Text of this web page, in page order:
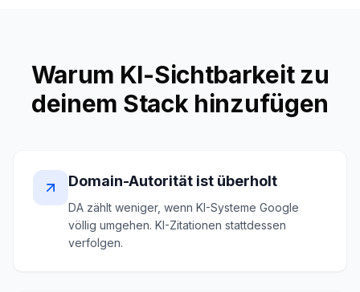
Warum KI-Sichtbarkeit zu
deinem Stack hinzufügen
Domain-Autorität ist überholt
DA zählt weniger, wenn KI-Systeme Google
völlig umgehen. KI-Zitationen stattdessen
verfolgen.